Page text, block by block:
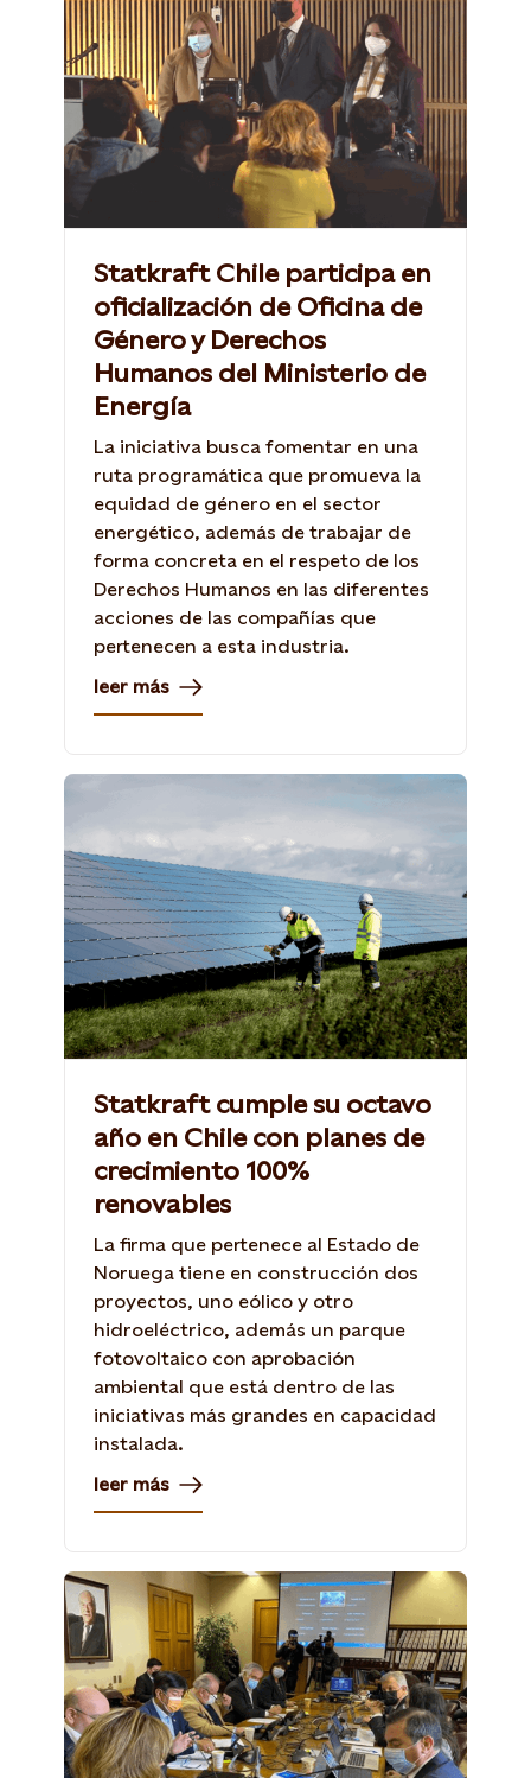
Statkraft Chile participa en
oficialización de Oficina de
Género y Derechos
Humanos del Ministerio de
Energía
La iniciativa busca fomentar en una
ruta programática que promueva la
equidad de género en el sector
energético, además de trabajar de
forma concreta en el respeto de los
Derechos Humanos en las diferentes
acciones de las compañías que
pertenecen a esta industria.
leer más
Statkraft cumple su octavo
año en Chile con planes de
crecimiento 100%
renovables
La firma que pertenece al Estado de
Noruega tiene en construcción dos
proyectos, uno eólico y otro
hidroeléctrico, además un parque
fotovoltaico con aprobación
ambiental que está dentro de las
iniciativas más grandes en capacidad
instalada.
leer más